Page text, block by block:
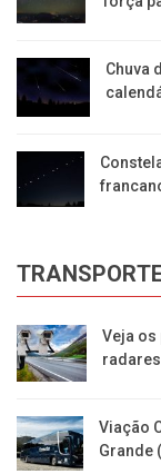
Chuva
Veja
Viação
Grande